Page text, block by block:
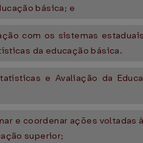
básica; e
com os sistemas
da educação básica.
e Avaliação da
e coordenar ações voltadas
superior;